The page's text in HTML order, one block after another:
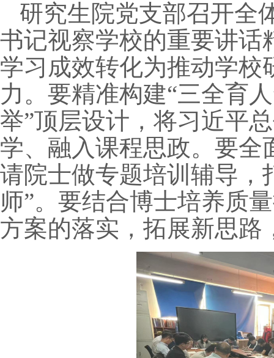
研究生院党支部召开全
书记视察学校的重要讲话
学习成效转化为推动学校
力。要精准构建“三全育
举”顶层设计，将习近平
学、融入课程思政。要全
请院士做专题培训辅导，
师”。要结合博士培养质
方案的落实，拓展新思路